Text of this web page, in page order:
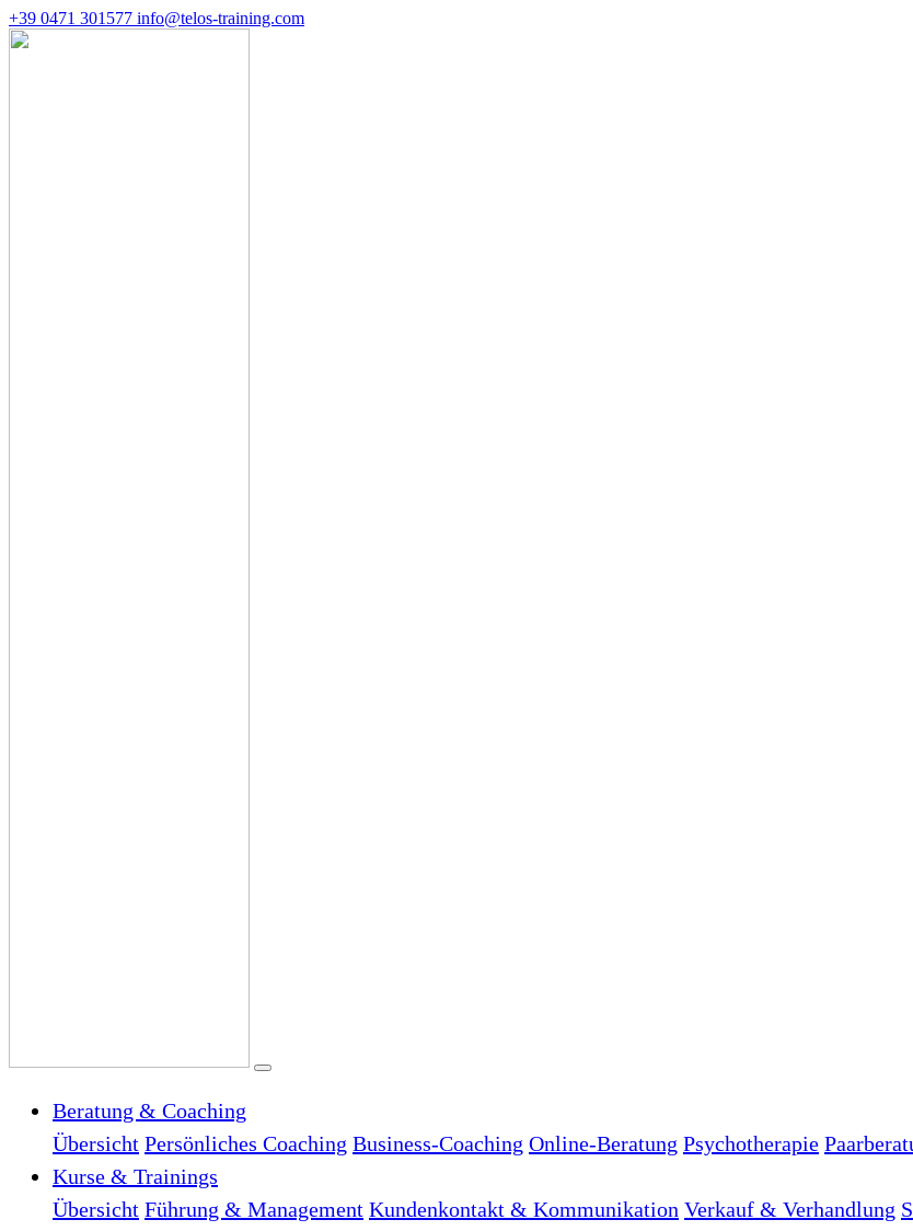
+39 0471 301577 info@telos-training.com
Beratung & Coaching
Übersicht Persönliches Coaching Business-Coaching Online-Beratung Psychotherapie
Kurse & Trainings
Übersicht Führung & Management Kundenkontakt & Kommunikation Verkauf & Verhandlung